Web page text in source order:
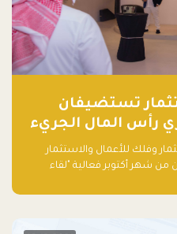
تستضيفان
رأس المال الجريء
وفلك للأعمال والاستثمار
من شهر أكتوبر فعالية "لقاء
الجريء وممثلي المؤسسات